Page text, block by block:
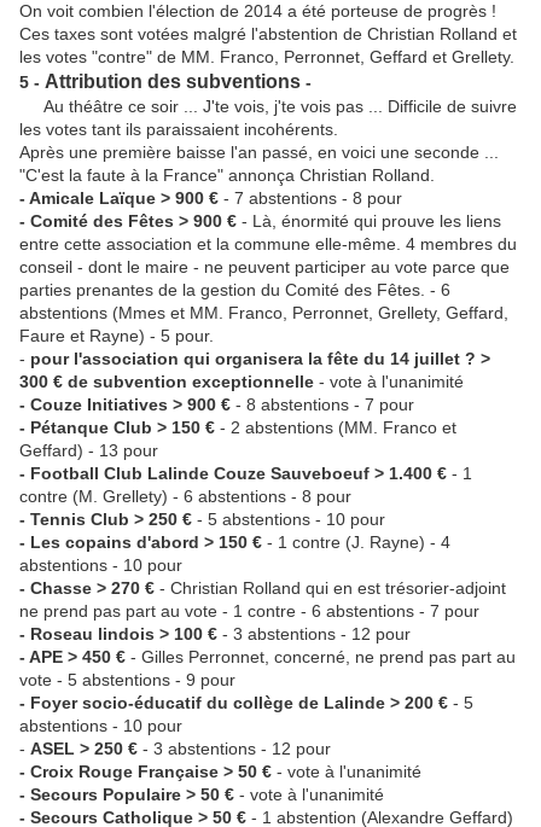
On voit combien l'élection de 2014 a été porteuse de progrès !
Ces taxes sont votées malgré l'abstention de Christian Rolland et
les votes "contre" de MM. Franco, Perronnet, Geffard et Grellety.
5 - Attribution des subventions -
Au théâtre ce soir ... J'te vois, j'te vois pas ... Difficile de suivre
les votes tant ils paraissaient incohérents.
Après une première baisse l'an passé, en voici une seconde ...
"C'est la faute à la France" annonça Christian Rolland.
- Amicale Laïque > 900 € - 7 abstentions - 8 pour
- Comité des Fêtes > 900 € - Là, énormité qui prouve les liens
entre cette association et la commune elle-même. 4 membres du
conseil - dont le maire - ne peuvent participer au vote parce que
parties prenantes de la gestion du Comité des Fêtes. - 6
abstentions (Mmes et MM. Franco, Perronnet, Grellety, Geffard,
Faure et Rayne) - 5 pour.
- pour l'association qui organisera la fête du 14 juillet ? >
300 € de subvention exceptionnelle - vote à l'unanimité
- Couze Initiatives > 900 € - 8 abstentions - 7 pour
- Pétanque Club > 150 € - 2 abstentions (MM. Franco et
Geffard) - 13 pour
- Football Club Lalinde Couze Sauveboeuf > 1.400 € - 1
contre (M. Grellety) - 6 abstentions - 8 pour
- Tennis Club > 250 € - 5 abstentions - 10 pour
- Les copains d'abord > 150 € - 1 contre (J. Rayne) - 4
abstentions - 10 pour
- Chasse > 270 € - Christian Rolland qui en est trésorier-adjoint
ne prend pas part au vote - 1 contre - 6 abstentions - 7 pour
- Roseau lindois > 100 € - 3 abstentions - 12 pour
- APE > 450 € - Gilles Perronnet, concerné, ne prend pas part au
vote - 5 abstentions - 9 pour
- Foyer socio-éducatif du collège de Lalinde > 200 € - 5
abstentions - 10 pour
- ASEL > 250 € - 3 abstentions - 12 pour
- Croix Rouge Française > 50 € - vote à l'unanimité
- Secours Populaire > 50 € - vote à l'unanimité
- Secours Catholique > 50 € - 1 abstention (Alexandre Geffard)